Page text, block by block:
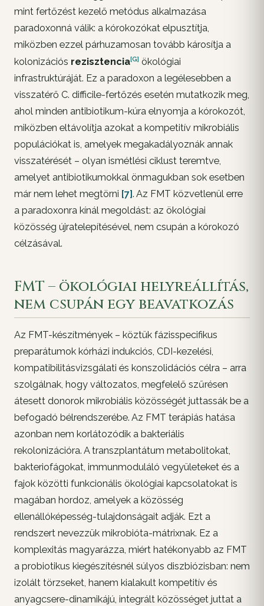
mint fertőzést kezelő metódus alkalmazása
paradoxonná válik: a kórokozókat elpusztítja,
miközben ezzel párhuzamosan tovább károsítja a
kolonizációs rezisztencia[G] ökológiai
infrastruktúráját. Ez a paradoxon a legélesebben a
visszatérő C. difficile-fertőzés esetén mutatkozik meg,
ahol minden antibiotikum-kúra elnyomja a kórokozót,
miközben eltávolítja azokat a kompetitív mikrobiális
populációkat is, amelyek megakadályoznák annak
visszatérését – olyan ismétlési ciklust teremtve,
amelyet antibiotikumokkal önmagukban sok esetben
már nem lehet megtörni [7]. Az FMT közvetlenül erre
a paradoxonra kínál megoldást: az ökológiai
közösség újratelepítésével, nem csupán a kórokozó
célzásával.
FMT – ökológiai helyreállítás,
nem csupán egy beavatkozás
Az FMT-készítmények – köztük fázisspecifikus
preparátumok kórházi indukciós, CDI-kezelési,
kompatibilitásvizsgálati és konszolidációs célra – arra
szolgálnak, hogy változatos, megfelelő szűrésen
átesett donorok mikrobiális közösségét juttassák be a
befogadó bélrendszerébe. Az FMT terápiás hatása
azonban nem korlátozódik a bakteriális
rekolonizációra. A transzplantátum metabolitokat,
bakteriofágokat, immunmoduláló vegyületeket és a
fajok közötti funkcionális ökológiai kapcsolatokat is
magában hordoz, amelyek a közösség
ellenállóképesség-tulajdonságait adják. Ezt a
rendszert nevezzük mikrobióta-mátrixnak. Ez a
komplexitás magyarázza, miért hatékonyabb az FMT
a probiotikus kiegészítésnél súlyos diszbiózisban: nem
izolált törzseket, hanem kialakult kompetitív és
anyagcsere-dinamikájú, integrált közösséget juttat a